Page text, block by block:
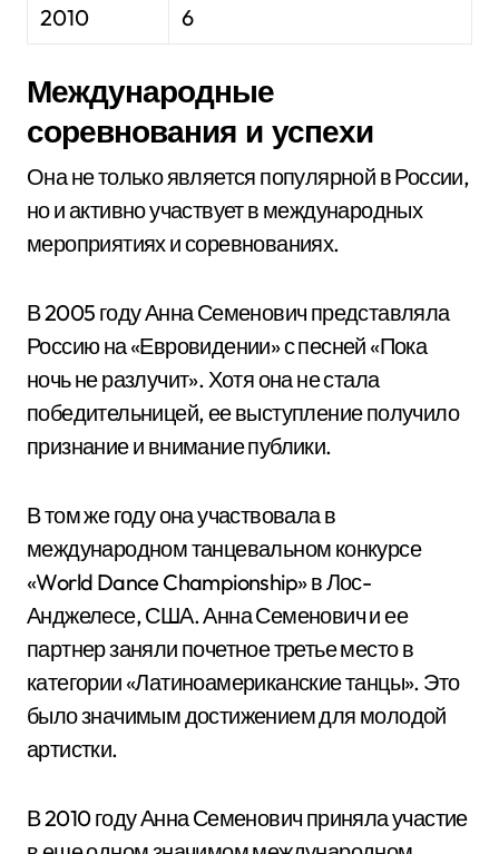
2010
6
Международные
соревнования и успехи
Она не только является популярной в России,
но и активно участвует в международных
мероприятиях и соревнованиях.
В 2005 году Анна Семенович представляла
Россию на «Евровидении» с песней «Пока
ночь не разлучит». Хотя она не стала
победительницей, ее выступление получило
признание и внимание публики.
В том же году она участвовала в
международном танцевальном конкурсе
«World Dance Championship» в Лос-
Анджелесе, США. Анна Семенович и ее
партнер заняли почетное третье место в
категории «Латиноамериканские танцы». Это
было значимым достижением для молодой
артистки.
В 2010 году Анна Семенович приняла участие